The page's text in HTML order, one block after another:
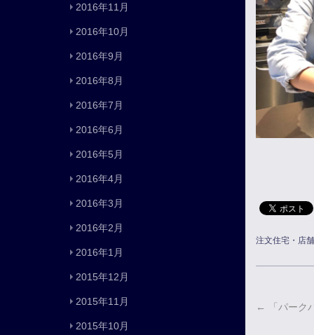
注文住宅・店
← 「パーク
2016年11月
2016年10月
2016年9月
2016年8月
2016年7月
2016年6月
2016年5月
2016年4月
2016年3月
2016年2月
2016年1月
2015年12月
2015年11月
2015年10月